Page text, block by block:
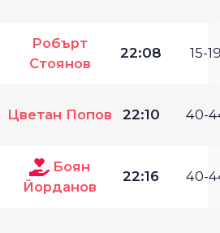
Робърт
Стоянов
22:08 15-
Цветан Попов 22:10 40-
Боян
Йорданов
22:16 40-